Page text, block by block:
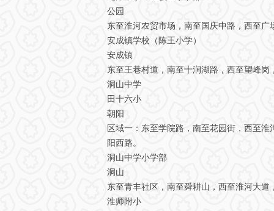
公园
东至淮河农贸市场，南至国庆中路，西至广
安成镇学校（陈王小学）
安成镇
东至王巷村道，南至十涧湖路，西至望峰岗
洞山中学
田十六小
朝阳
区域一：东至学院路，南至花园街，西至
阳西路。
洞山中学小学部
洞山
东至青丰社区，南至舜耕山，西至淮河大道
淮师附小